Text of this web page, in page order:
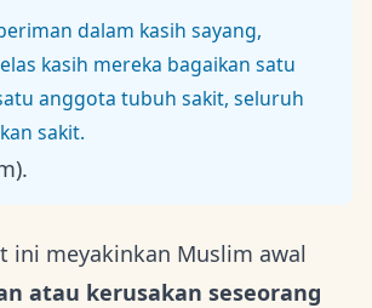
dalam kasih sayang,
kasih mereka bagaikan satu
anggota tubuh sakit, seluruh
sakit.
ini meyakinkan Muslim awal
atau kerusakan seseorang